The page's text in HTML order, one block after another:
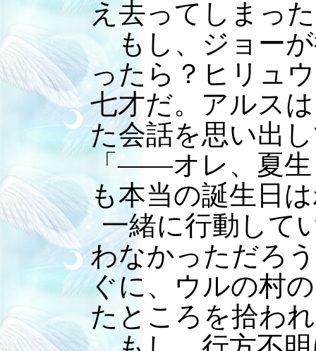
え去ってしまっ
もし、ジョーが
ったら？ヒリュ
七才だ。アルス
た会話を思い出
「――オレ、夏
も本当の誕生日
一緒に行動して
わなかっただろ
ぐに、ウルの村
たところを拾わ